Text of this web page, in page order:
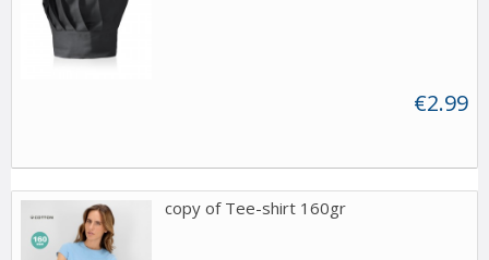
€2.99
copy of Tee-shirt 160gr